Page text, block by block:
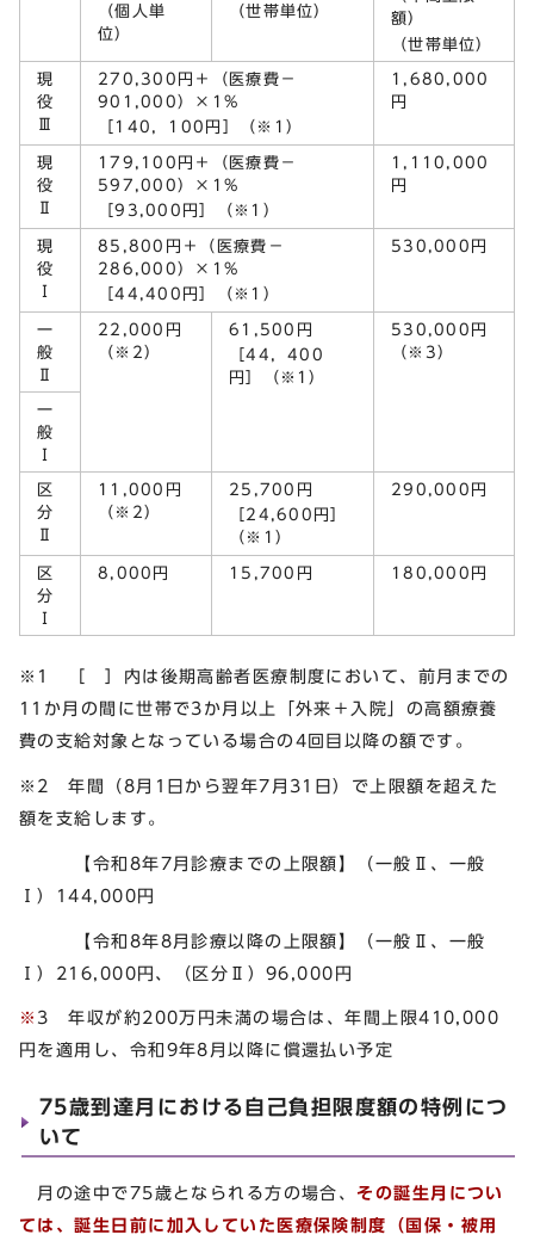
額）
（世帯単位）
（個人単
位）
（世帯単位）
現
役
Ⅲ
270,300円＋（医療費－
901,000）×1%
［140，100円］（※1）
1,680,000
円
現
役
Ⅱ
179,100円＋（医療費－
597,000）×1%
［93,000円］（※1）
1,110,000
円
現
役
Ⅰ
85,800円＋（医療費－
286,000）×1%
［44,400円］（※1）
530,000円
一
般
Ⅱ
22,000円
（※2）
61,500円
［44，400
円］（※1）
530,000円
（※3）
一
般
Ⅰ
区
分
Ⅱ
11,000円
（※2）
25,700円
［24,600円］
（※1）
290,000円
区
分
Ⅰ
8,000円 15,700円 180,000円
※1 ［ ］内は後期高齢者医療制度において、前月までの
11か月の間に世帯で3か月以上「外来＋入院」の高額療養
費の支給対象となっている場合の4回目以降の額です。
※2 年間（8月1日から翌年7月31日）で上限額を超えた
額を支給します。
【令和8年7月診療までの上限額】（一般Ⅱ、一般
Ⅰ）144,000円
【令和8年8月診療以降の上限額】（一般Ⅱ、一般
Ⅰ）216,000円、（区分Ⅱ）96,000円
※ 3 年収が約200万円未満の場合は、年間上限410,000
円を適用し、令和9年8月以降に償還払い予定
75歳到達月における自己負担限度額の特例につ
いて
月の途中で75歳となられる方の場合、 その誕生月につい
ては、誕生日前に加入していた医療保険制度（国保・被用